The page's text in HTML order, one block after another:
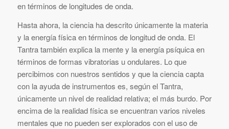
en términos de longitudes de onda.
Hasta ahora, la ciencia ha descrito únicamente la materia
y la energía física en términos de longitud de onda. El
Tantra también explica la mente y la energía psíquica en
términos de formas vibratorias u ondulares. Lo que
percibimos con nuestros sentidos y que la ciencia capta
con la ayuda de instrumentos es, según el Tantra,
únicamente un nivel de realidad relativa; el más burdo. Por
encima de la realidad física se encuentran varios niveles
mentales que no pueden ser explorados con el uso de